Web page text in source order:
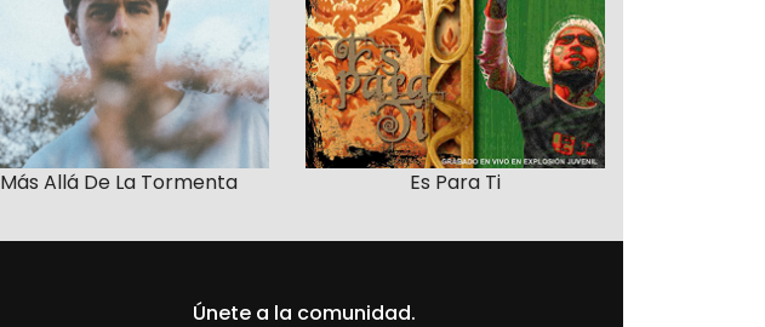
Más Allá De La Tormenta Es Para Ti
Únete a la comunidad.